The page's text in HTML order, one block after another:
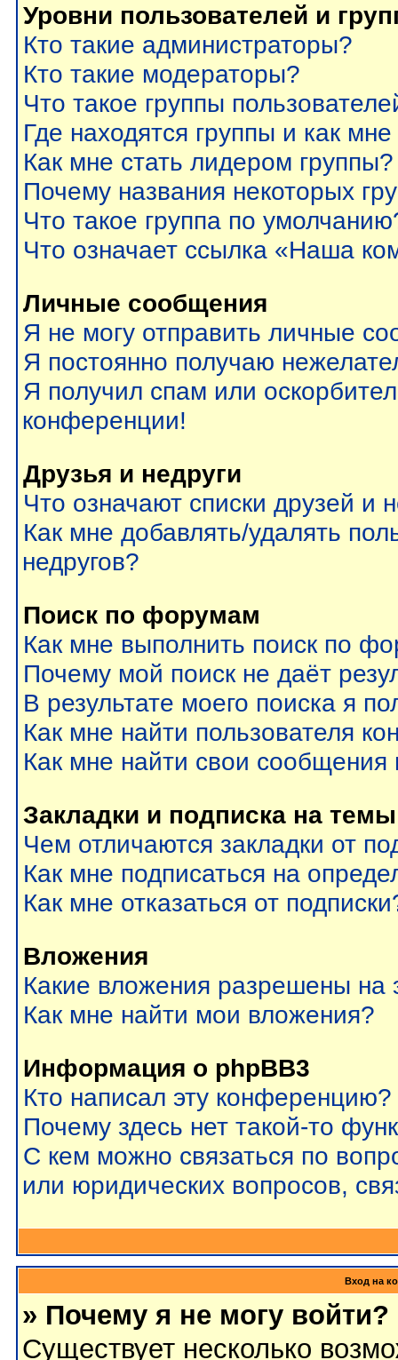
Уровни пользователей и
Кто такие администраторы?
Кто такие модераторы?
Что такое группы
Где находятся группы и как
Как мне стать лидером группы?
Почему названия некоторых
Что такое группа по
Что означает ссылка «Наша
Личные сообщения
Я не могу отправить личные
Я постоянно получаю
Я получил спам или
конференции!
Друзья и недруги
Что означают списки друзей и
Как мне добавлять/удалять
недругов?
Поиск по форумам
Как мне выполнить поиск по
Почему мой поиск не даёт
В результате моего поиска я
Как мне найти пользователя
Как мне найти свои
Закладки и подписка на темы
Чем отличаются закладки от
Как мне подписаться на
Как мне отказаться от
Вложения
Какие вложения разрешены на
Как мне найти мои вложения?
Информация о phpBB3
Кто написал эту конференцию?
Почему здесь нет такой-то
С кем можно связаться по
или юридических вопросов,
Вход на
» Почему я не могу войти?
Существует несколько